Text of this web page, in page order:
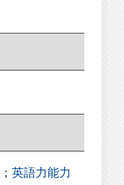
； 英語力能力